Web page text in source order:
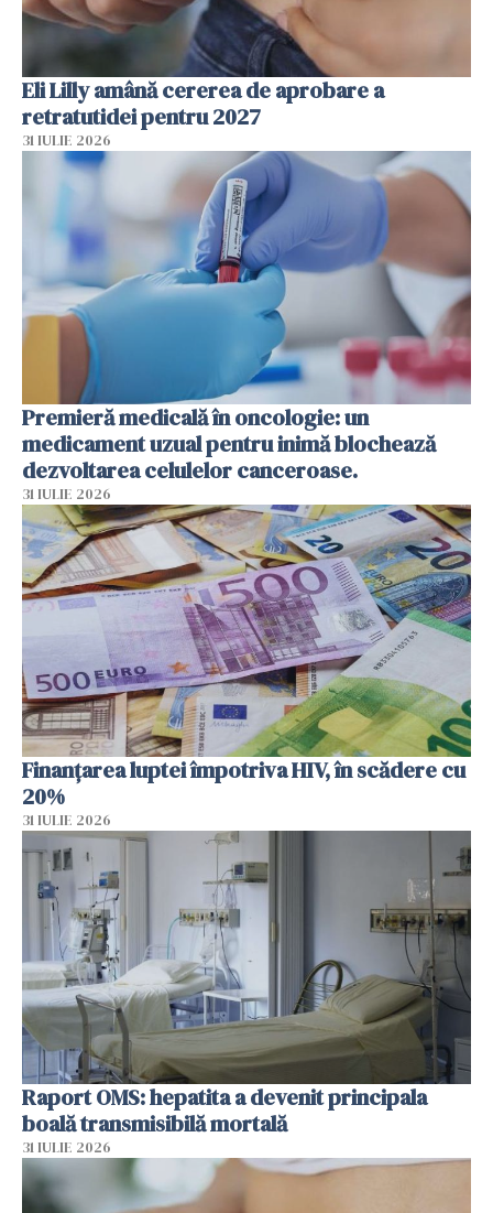
Eli Lilly amână cererea de aprobare a
retratutidei pentru 2027
31 IULIE 2026
Premieră medicală în oncologie: un
medicament uzual pentru inimă blochează
dezvoltarea celulelor canceroase.
31 IULIE 2026
Finanțarea luptei împotriva HIV, în scădere cu
20%
31 IULIE 2026
Raport OMS: hepatita a devenit principala
boală transmisibilă mortală
31 IULIE 2026